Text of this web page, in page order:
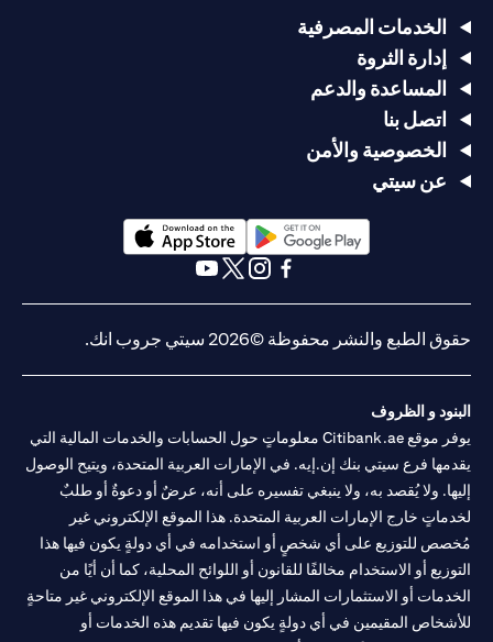
الخدمات المصرفية
إدارة الثروة
المساعدة والدعم
اتصل بنا
الخصوصية والأمن
عن سيتي
(opens in a new tab)
حقوق الطبع والنشر محفوظة ©2026 سيتي جروب انك.
البنود و الظروف
يوفر موقع Citibank.ae معلوماتٍ حول الحسابات والخدمات المالية التي
يقدمها فرع سيتي بنك إن.إيه. في الإمارات العربية المتحدة، ويتيح الوصول
إليها. ولا يُقصد به، ولا ينبغي تفسيره على أنه، عرضٌ أو دعوةٌ أو طلبٌ
لخدماتٍ خارج الإمارات العربية المتحدة. هذا الموقع الإلكتروني غير
مُخصص للتوزيع على أي شخصٍ أو استخدامه في أي دولةٍ يكون فيها هذا
التوزيع أو الاستخدام مخالفًا للقانون أو اللوائح المحلية، كما أن أيًا من
الخدمات أو الاستثمارات المشار إليها في هذا الموقع الإلكتروني غير متاحةٍ
للأشخاص المقيمين في أي دولةٍ يكون فيها تقديم هذه الخدمات أو